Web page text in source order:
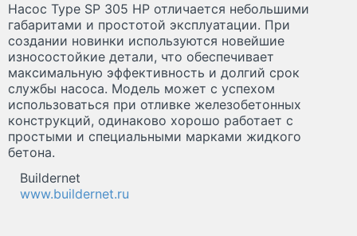
Насос Type SP 305 HP отличается небольшими
габаритами и простотой эксплуатации. При
создании новинки используются новейшие
износостойкие детали, что обеспечивает
максимальную эффективность и долгий срок
службы насоса. Модель может с успехом
использоваться при отливке железобетонных
конструкций, одинаково хорошо работает с
простыми и специальными марками жидкого
бетона.
Buildernet
www.buildernet.ru